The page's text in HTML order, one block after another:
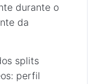
durante o
da
splits
perfil